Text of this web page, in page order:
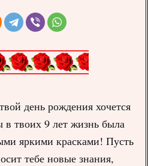
день рождения хочется
в твоих 9 лет жизнь была
яркими красками! Пусть
тебе новые знания,